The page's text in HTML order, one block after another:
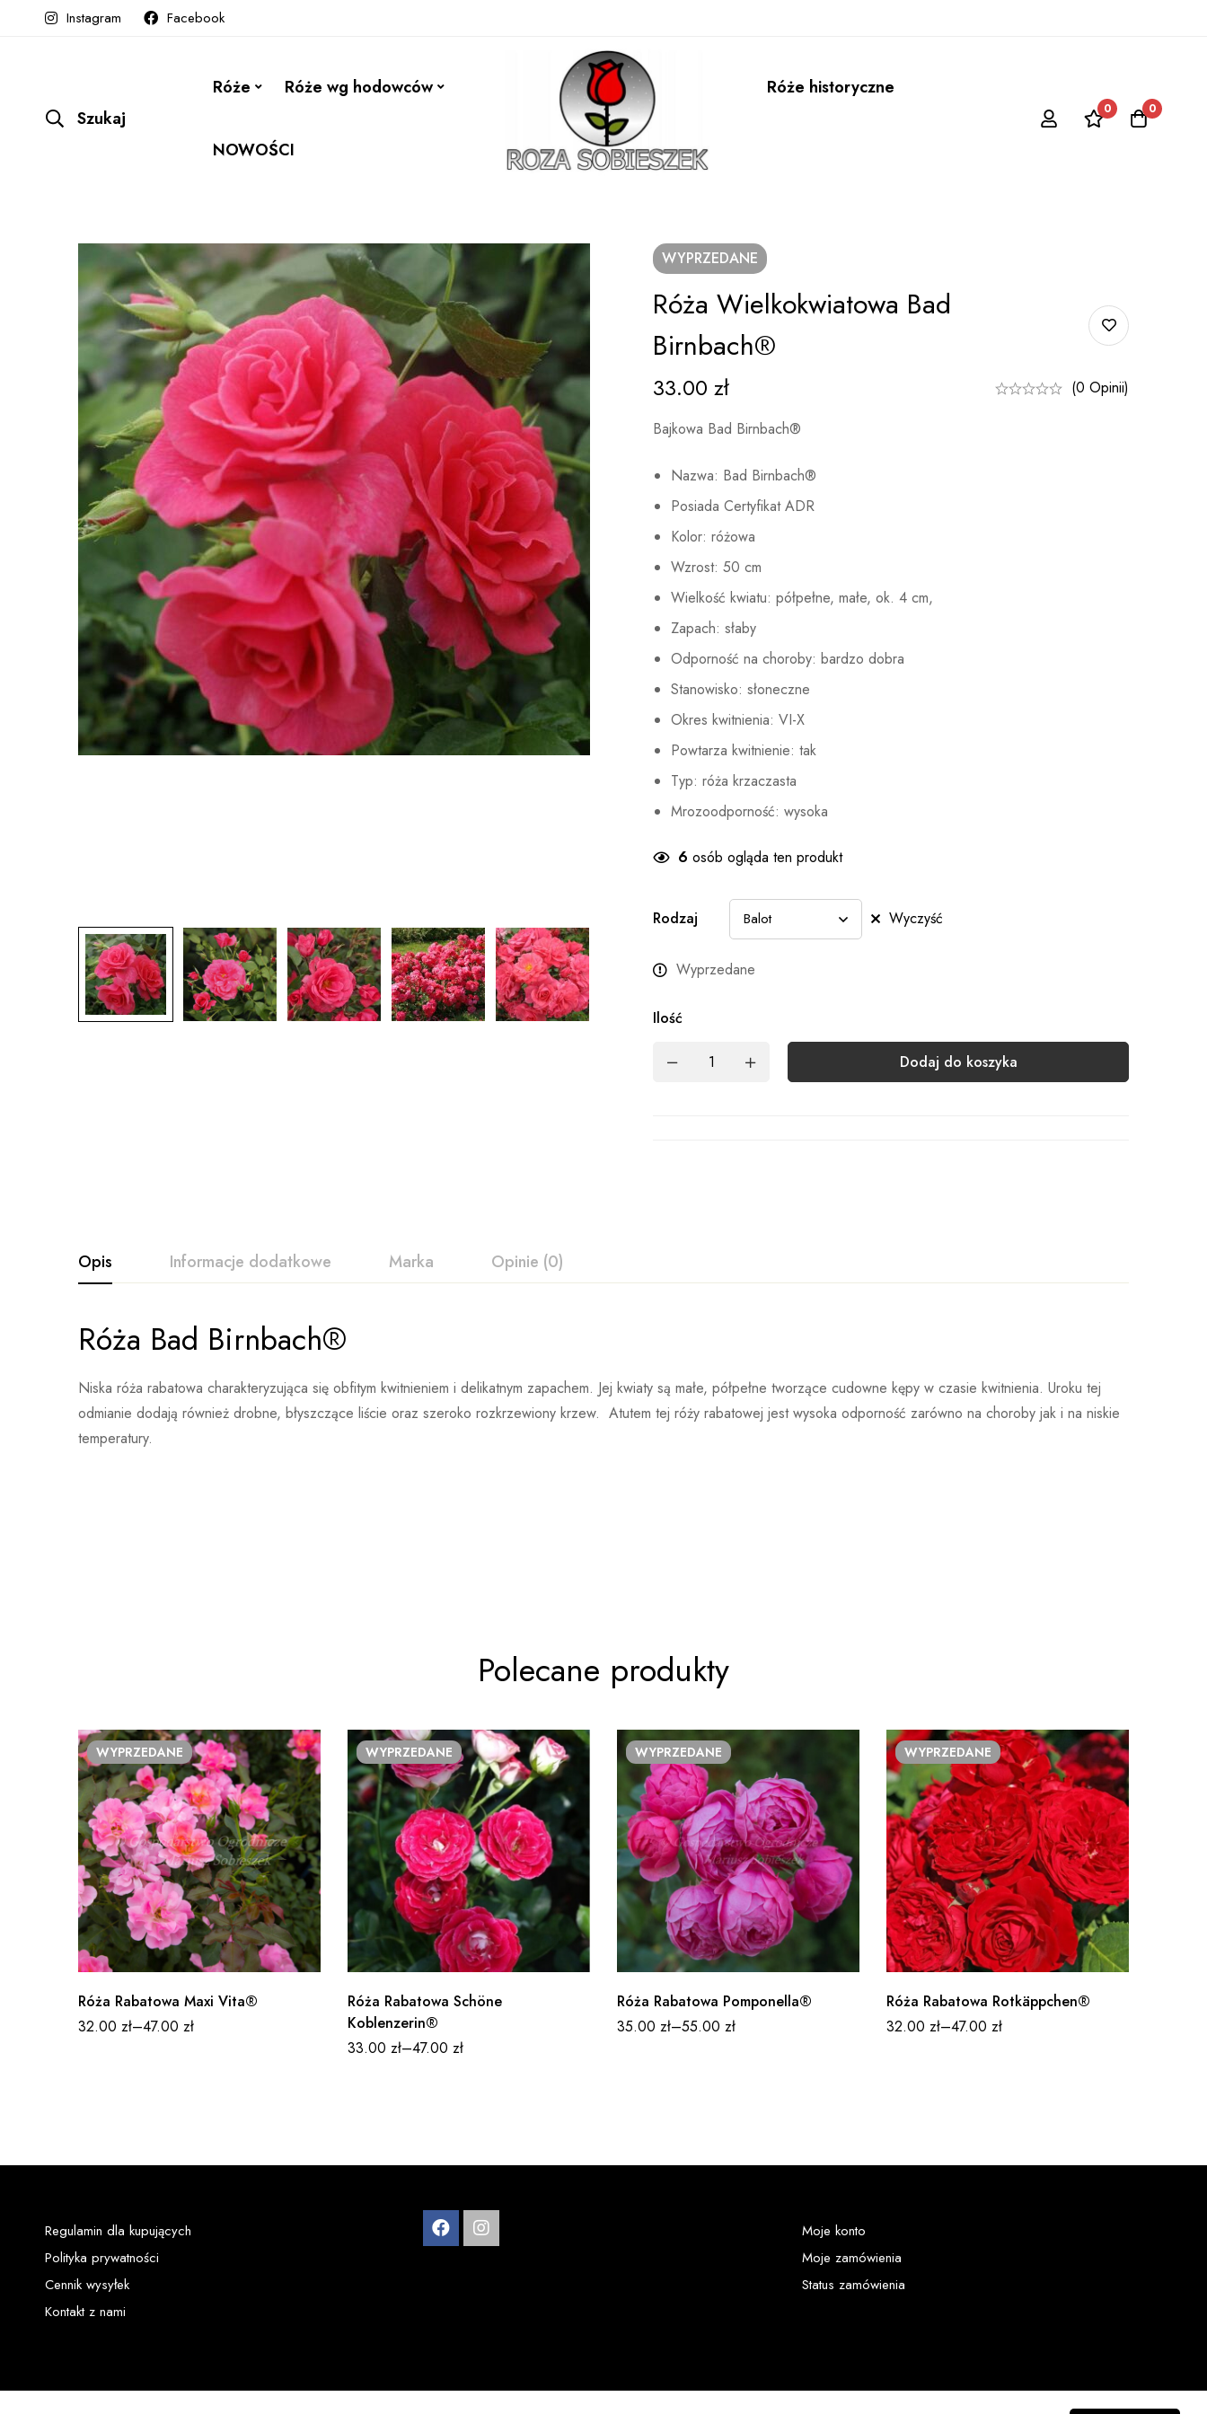
Instagram Facebook
Szukaj
Róże Róże wg hodowców Róże historyczne
NOWOŚCI
0 0
WYPRZEDANE
Róża Wielkokwiatowa Bad
Birnbach®
33.00 zł
(0 Opinii)
Bajkowa Bad Birnbach®
Nazwa: Bad Birnbach®
Posiada Certyfikat ADR
Kolor: różowa
Wzrost: 50 cm
Wielkość kwiatu: półpełne, małe, ok. 4 cm,
Zapach: słaby
Odporność na choroby: bardzo dobra
Stanowisko: słoneczne
Okres kwitnienia: VI-X
Powtarza kwitnienie: tak
Typ: róża krzaczasta
Mrozoodporność: wysoka
6 osób ogląda ten produkt
Rodzaj Wyczyść
Wyprzedane
Ilość
Dodaj do koszyka
Opis Informacje dodatkowe Marka Opinie (0)
Róża Bad Birnbach®
Niska róża rabatowa charakteryzująca się obfitym kwitnieniem i delikatnym zapachem. Jej kwiaty są małe, półpełne tworzące cudowne kępy w czasie kwitnienia. Uroku tej
odmianie dodają również drobne, błyszczące liście oraz szeroko rozkrzewiony krzew. Atutem tej róży rabatowej jest wysoka odporność zarówno na choroby jak i na niskie
temperatury.
Waga Brak danych
Kordes Rosen to bardzo dobrze znana szkółka róż, która powstała w 1887 roku w Niemczech. Do dnia dzisiejszego
cieszy się ogromną popularnością wśród miłośników róż, a róże powstałe właśnie w tej szkółce zdobywają liczne
nagrody i uznania za swój nieskazitelny wygląd i doskonałą zdrowotność.Każdego roku testuje się ponad 50 000
Ocena i opinia
Na podstawie 0 ocen Wystaw opinie
Polecane produkty
WYPRZEDANE
Róża Rabatowa Maxi Vita®
32.00 zł–47.00 zł
WYPRZEDANE
Róża Rabatowa Schöne
Koblenzerin®
33.00 zł–47.00 zł
WYPRZEDANE
Róża Rabatowa Pomponella®
35.00 zł–55.00 zł
WYPRZEDANE
Róża Rabatowa Rotkäppchen®
32.00 zł–47.00 zł
Regulamin dla kupujących
Polityka prywatności
Cennik wysyłek
Kontakt z nami
Moje konto
Moje zamówienia
Status zamówienia